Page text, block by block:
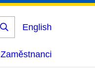
Vyhledat
English
Zaměstnanci